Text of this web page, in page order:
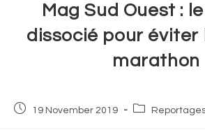
Mag Sud Ouest :
dissocié pour éviter
marathon
Post 19 November 2019
Post